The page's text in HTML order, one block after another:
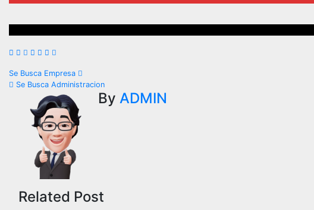
Se Busca Empresa
Se Busca Administracion
By ADMIN
Related Post